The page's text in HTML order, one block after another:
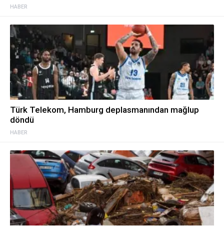
HABER
HABER
Türk Telekom, Hamburg deplasmanından mağlup
döndü